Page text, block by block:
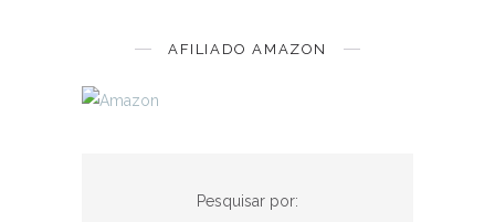
AFILIADO AMAZON
Pesquisar por: